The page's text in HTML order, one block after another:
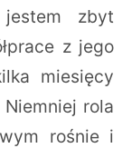
zbyt
z jego
miesięcy
rola
rośnie i